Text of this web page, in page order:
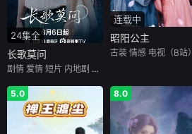
24集全
长歌莫问
剧情 爱情 短片 内地剧 内地
连载中
昭阳公主
古装 情感 电视（B站）
5.0 8.0